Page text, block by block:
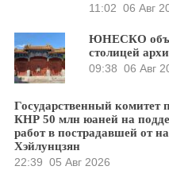
11:02 06 Авг
ЮНЕСКО
столицей
09:38 06 Авг
Государственный комитет
КНР 50 млн юаней на
работ в пострадавшей от
Хэйлунцзян
22:39 05 Авг 2026